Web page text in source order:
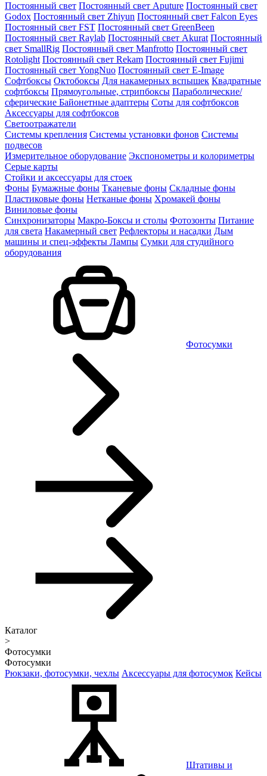
Постоянный свет Постоянный свет Aputure Постоянный свет
Godox Постоянный свет Zhiyun Постоянный свет Falcon Eyes
Постоянный свет FST Постоянный свет GreenBeen
Постоянный свет Raylab Постоянный свет Akurat Постоянный
свет SmallRig Постоянный свет Manfrotto Постоянный свет
Rotolight Постоянный свет Rekam Постоянный свет Fujimi
Постоянный свет YongNuo Постоянный свет E-Image
Софтбоксы Октобоксы Для накамерных вспышек Квадратные
софтбоксы Прямоугольные, стрипбоксы Параболические/
сферические Байонетныe адаптеры Соты для софтбоксов
Аксессуары для софтбоксов
Светоотражатели
Системы крепления Системы установки фонов Системы
подвесов
Измерительное оборудование Экспонометры и колориметры
Серые карты
Стойки и аксессуары для стоек
Фоны Бумажные фоны Тканевые фоны Складные фоны
Пластиковые фоны Нетканые фоны Хромакей фоны
Виниловые фоны
Синхронизаторы Макро-Боксы и столы Фотозонты Питание
для света Накамерный свет Рефлекторы и насадки Дым
машины и спец-эффекты Лампы Сумки для студийного
оборудования
Фотосумки
Каталог
>
Фотосумки
Фотосумки
Рюкзаки, фотосумки, чехлы Аксессуары для фотосумок Кейсы
Штативы и